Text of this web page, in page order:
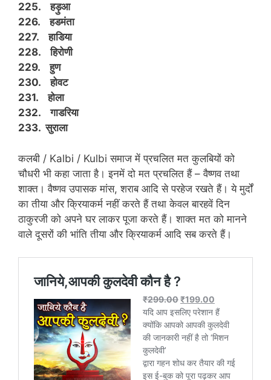
225. हड़ुआ
226. हडमंता
227. हाडिया
228. हिरोणी
229. हुण
230. होवट
231. होला
232. गाडरिया
233. सुराला
कलबी / Kalbi / Kulbi समाज में प्रचलित मत कुलबियों को
चौधरी भी कहा जाता है। इनमें दो मत प्रचलित हैं – वैष्णव तथा
शाक्त। वैष्णव उपासक मांस, शराब आदि से परहेज रखते हैं। ये मुर्दों
का तीया और क्रियाकर्म नहीं करते हैं तथा केवल बारहवें दिन
ठाकुरजी को अपने घर लाकर पूजा करते हैं। शाक्त मत को मानने
वाले दूसरों की भांति तीया और क्रियाकर्म आदि सब करते हैं।